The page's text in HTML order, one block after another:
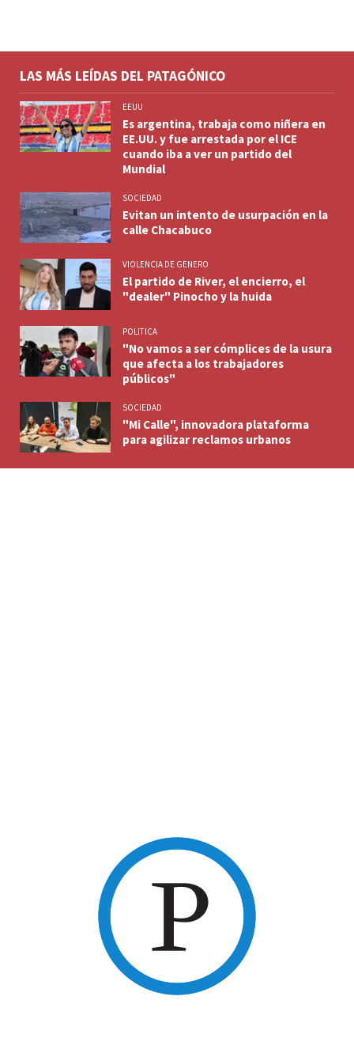
LAS MÁS LEÍDAS DEL PATAGÓNICO
EEUU
Es argentina, trabaja como niñera en
EE.UU. y fue arrestada por el ICE
cuando iba a ver un partido del
Mundial
SOCIEDAD
Evitan un intento de usurpación en la
calle Chacabuco
VIOLENCIA DE GENERO
El partido de River, el encierro, el
"dealer" Pinocho y la huida
POLITICA
"No vamos a ser cómplices de la usura
que afecta a los trabajadores
públicos"
SOCIEDAD
"Mi Calle", innovadora plataforma
para agilizar reclamos urbanos